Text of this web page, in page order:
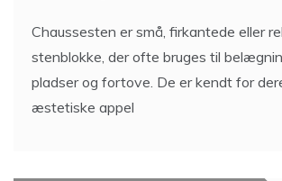
Chaussesten er små, firkantede eller
stenblokke, der ofte bruges til
pladser og fortove. De er kendt for
æstetiske appel